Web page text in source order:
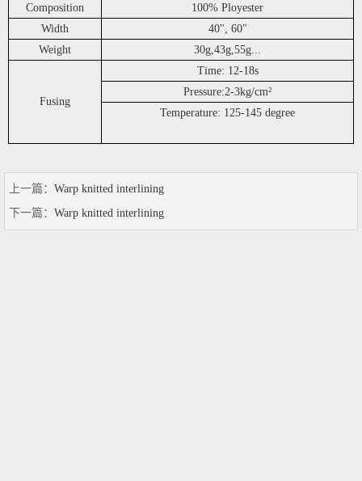
Composition
100% Ployester
Width
40", 60"
Weight
30g,43g,55g...
Fusing
Time: 12-18s
Pressure:2-3kg/cm²
Temperature: 125-145 degree
上一篇： Warp knitted interlining
下一篇： Warp knitted interlining